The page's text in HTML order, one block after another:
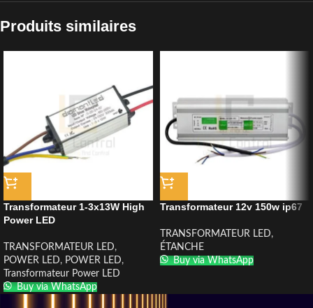
Produits similaires
Transformateur 1-3x13W High
Power LED
TRANSFORMATEUR LED,
POWER LED, POWER LED,
Transformateur Power LED
Buy via WhatsApp
Transformateur 12v 150w ip67
TRANSFORMATEUR LED,
ÉTANCHE
Buy via WhatsApp